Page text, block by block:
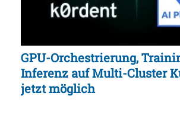
GPU-Orchestrierung,
Inferenz auf Multi-Cluster
jetzt möglich